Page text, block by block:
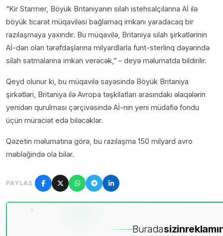
“Kir Starmer, Böyük Britaniyanın silah istehsalçılarına Aİ ilə
böyük ticarət müqaviləsi bağlamaq imkanı yaradacaq bir
razılaşmaya yaxındır. Bu müqavilə, Britaniya silah şirkətlərinin
Aİ-dən olan tərəfdaşlarına milyardlarla funt-sterlinq dəyərində
silah satmalarına imkan verəcək,” – deyə məlumatda bildirilir.
Qeyd olunur ki, bu müqavilə sayəsində Böyük Britaniya
şirkətləri, Britaniya ilə Avropa təşkilatları arasındakı əlaqələrin
yenidən qurulması çərçivəsində Aİ-nin yeni müdafiə fondu
üçün müraciət edə biləcəklər.
Qəzetin məlumatına görə, bu razılaşma 150 milyard avro
məbləğində ola bilər.
PAYLAŞ
Buradasizin